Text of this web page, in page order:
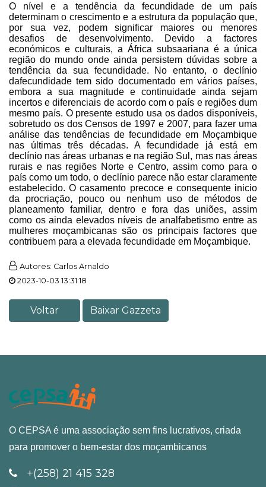
O nível e a tendência da fecundidade de um país
determinam o crescimento e a estrutura da população que,
por sua vez, podem significar maiores ou menores
desafios de desenvolvimento. Devido a factores
económicos e culturais, a África subsaariana é a única
região do mundo onde ainda persistem dúvidas sobre a
tendência da sua fecundidade. No entanto, o declínio
dafecundidade tem sido documentado em vários países,
embora a sua magnitude e continuidade ainda sejam
incertos e diferenciais de acordo com o país e regiões dum
mesmo país. O presente estudo usa os dados disponíveis,
sobretudo os dos Censos de 1997 e 2007, para fazer uma
análise das tendências de fecundidade em Moçambique
nas últimas três décadas. A fecundidade já está em
declínio nas áreas urbanas e na região Sul, mas nas áreas
rurais e nas regiões Norte e Centro, assim como para o
país como um todo, o declínio parece não estar claramente
estabelecido. O casamento precoce e consequente inicio
da procriação, pouco ou nenhum uso de métodos de
planeamento familiar, dentro e fora das uniões, assim
como os ainda elevados níveis de analfabetismo entre as
mulheres moçambicanas são os principais factores que
contribuem para a elevada fecundidade em Moçambique.
Autores: Carlos Arnaldo
2023-10-03 13:31:18
Voltar Baixar Gazzeta
O CEPSA é uma associação sem fins lucrativos, criada
para promover o bem-estar dos moçambicanos
+(258) 21 415 328